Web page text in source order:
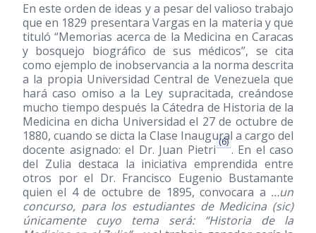
En este orden de ideas y a pesar del valioso trabajo
que en 1829 presentara Vargas en la materia y que
tituló “Memorias acerca de la Medicina en Caracas
y bosquejo biográfico de sus médicos”, se cita
como ejemplo de inobservancia a la norma descrita
a la propia Universidad Central de Venezuela que
hará caso omiso a la Ley supracitada, creándose
mucho tiempo después la Cátedra de Historia de la
Medicina en dicha Universidad el 27 de octubre de
1880, cuando se dicta la Clase Inaugural a cargo del
docente asignado: el Dr. Juan Pietri
(6)
. En el caso
del Zulia destaca la iniciativa emprendida entre
otros por el Dr. Francisco Eugenio Bustamante
quien el 4 de octubre de 1895, convocara a …un
concurso, para los estudiantes de Medicina (sic)
únicamente cuyo tema será: “Historia de la